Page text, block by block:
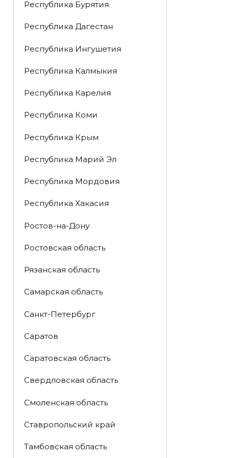
Республика Бурятия
Республика Дагестан
Республика Ингушетия
Республика Калмыкия
Республика Карелия
Республика Коми
Республика Крым
Республика Марий Эл
Республика Мордовия
Республика Хакасия
Ростов-на-Дону
Ростовская область
Рязанская область
Самарская область
Санкт-Петербург
Саратов
Саратовская область
Свердловская область
Смоленская область
Ставропольский край
Тамбовская область